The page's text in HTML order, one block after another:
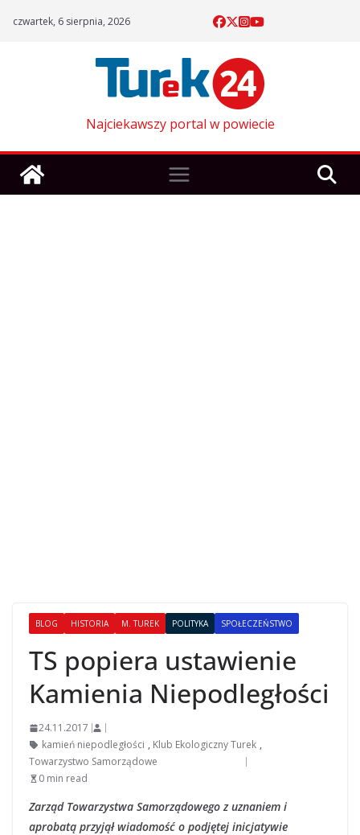
czwartek, 6 sierpnia, 2026
Najciekawszy portal w powiecie
BLOG HISTORIA M. TUREK POLITYKA SPOŁECZEŃSTWO
TS popiera ustawienie
Kamienia Niepodległości
24.11.2017
kamień niepodległości , Klub Ekologiczny Turek ,
Towarzystwo Samorządowe
0 min read
Zarząd Towarzystwa Samorządowego z uznaniem i
aprobatą przyjął wiadomość o podjętej inicjatywie